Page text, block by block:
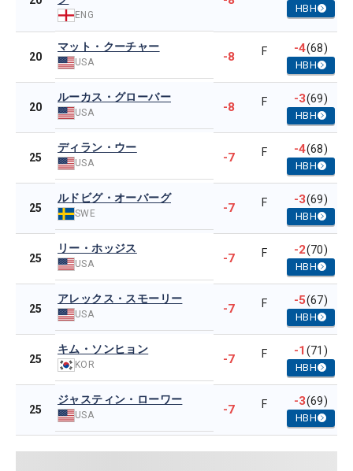
ENG
HBH
20
マット・クーチャー
USA -8 F -4(68)
HBH
20
ルーカス・グローバー
USA -8 F -3(69)
HBH
25
ディラン・ウー
USA -7 F -4(68)
HBH
25
ルドビグ・オーバーグ
SWE -7 F -3(69)
HBH
25
リー・ホッジス
USA -7 F -2(70)
HBH
25
アレックス・スモーリー
USA -7 F -5(67)
HBH
25
キム・ソンヒョン
KOR -7 F -1(71)
HBH
25
ジャスティン・ローワー
USA -7 F -3(69)
HBH